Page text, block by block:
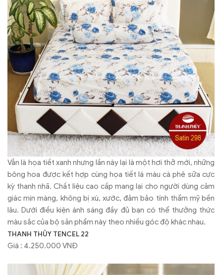
Vẫn là họa tiết xanh nhưng lần này lại là một hơi thở mới, những
bông hoa được kết hợp cùng họa tiết lá màu cà phê sữa cực
kỳ thanh nhã. Chất liệu cao cấp mang lại cho người dùng cảm
giác mịn màng, không bị xù, xước, đảm bảo tính thẩm mỹ bền
lâu. Dưới điều kiện ánh sáng đầy đủ bạn có thể thưởng thức
màu sắc của bộ sản phẩm này theo nhiều góc độ khác nhau.
THANH THỦY TENCEL 22
Giá : 4.250.000 VNĐ